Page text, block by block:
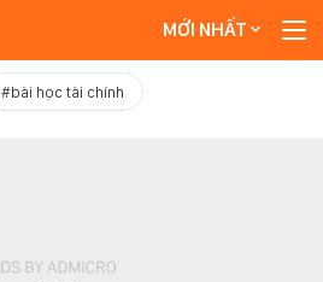
MỚI NHẤT
#bài học tài chính